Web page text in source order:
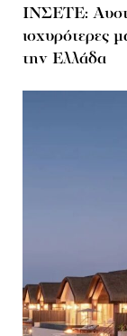
ΙΝΣΕΤΕ:
ισχυρότερες
την Ελλάδα